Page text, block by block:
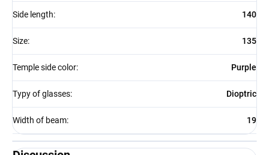
Side length: 140
Size: 135
Temple side color: Purple
Typy of glasses: Dioptric
Width of beam: 19